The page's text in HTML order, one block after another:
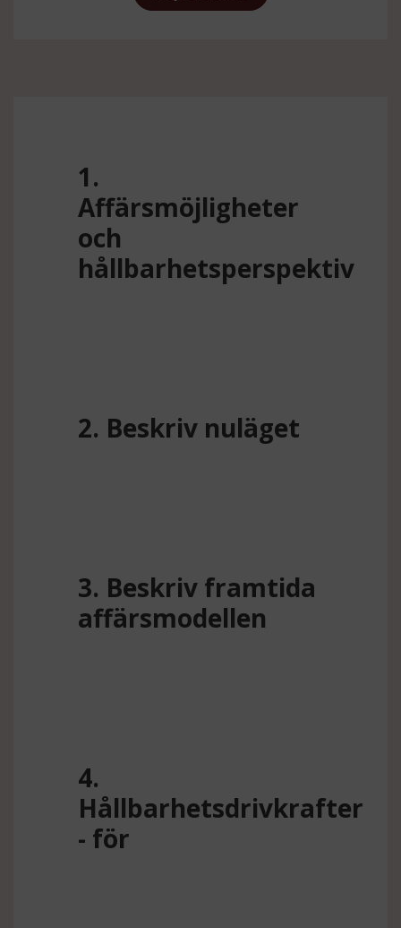
1.
Affärsmöjligheter
och
hållbarhetsperspektiv
2. Beskriv nuläget
3. Beskriv framtida
affärsmodellen
4.
Hållbarhetsdrivkrafter
- för